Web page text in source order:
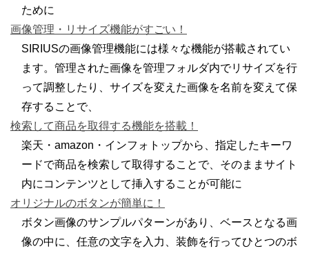
ために
画像管理・リサイズ機能がすごい！
SIRIUSの画像管理機能には様々な機能が搭載されてい
ます。管理された画像を管理フォルダ内でリサイズを行
って調整したり、サイズを変えた画像を名前を変えて保
存することで、
検索して商品を取得する機能を搭載！
楽天・amazon・インフォトップから、指定したキーワ
ードで商品を検索して取得することで、そのままサイト
内にコンテンツとして挿入することが可能に
オリジナルのボタンが簡単に！
ボタン画像のサンプルパターンがあり、ベースとなる画
像の中に、任意の文字を入力、装飾を行ってひとつのボ